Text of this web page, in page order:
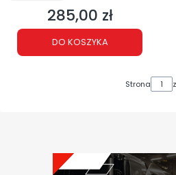
Cena
285,00 zł
DO KOSZYKA
Strona